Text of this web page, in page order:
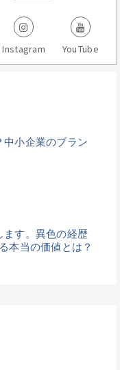
Instagram YouTube
小企業のブラン
ます。異色の経歴
本当の価値とは？